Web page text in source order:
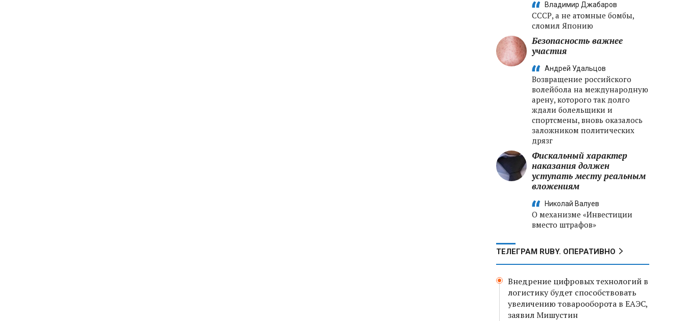
Владимир Джабаров
СССР, а не атомные бомбы,
сломил Японию
Безопасность важнее
участия
Андрей Удальцов
Возвращение российского
волейбола на международную
арену, которого так долго
ждали болельщики и
спортсмены, вновь оказалось
заложником политических
дрязг
Фискальный характер
наказания должен
уступать месту реальным
вложениям
Николай Валуев
О механизме «Инвестиции
вместо штрафов»
ТЕЛЕГРАМ RUBY. ОПЕРАТИВНО
Внедрение цифровых технологий в
логистику будет способствовать
увеличению товарооборота в ЕАЭС,
заявил Мишустин